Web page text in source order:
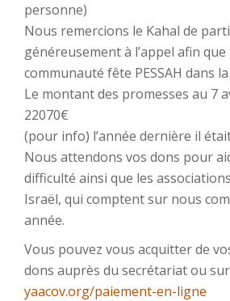
personne)
Nous remercions le Kahal de
généreusement à l’appel afin
communauté fête PESSAH dans
Le montant des promesses au 7
22070€
(pour info) l’année dernière il
Nous attendons vos dons pour
difficulté ainsi que les
Israël, qui comptent sur nous
année.
Vous pouvez vous acquitter de
dons auprès du secrétariat ou
yaacov.org/paiement-en-ligne